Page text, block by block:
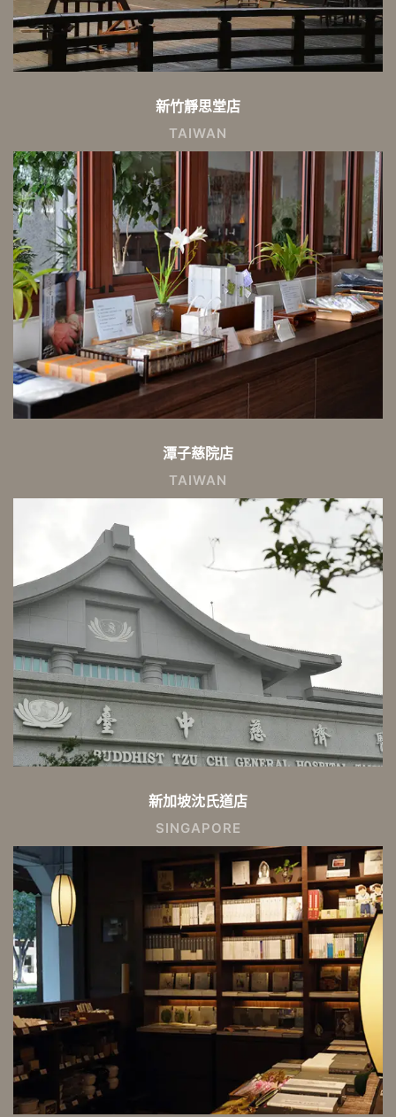
新竹靜思堂店
TAIWAN
潭子慈院店
TAIWAN
新加坡沈氏道店
SINGAPORE